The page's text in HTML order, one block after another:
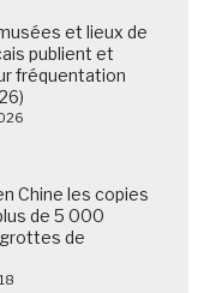
et lieux de
publient et
fréquentation
Chine les copies
de 5 000
de